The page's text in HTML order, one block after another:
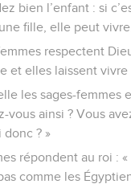
bien l’enfant : si
fille, elle peut
respectent
et elles laissent vivre
les sages-femmes
vous ainsi ? Vous
donc ? »
répondent au roi :
comme les